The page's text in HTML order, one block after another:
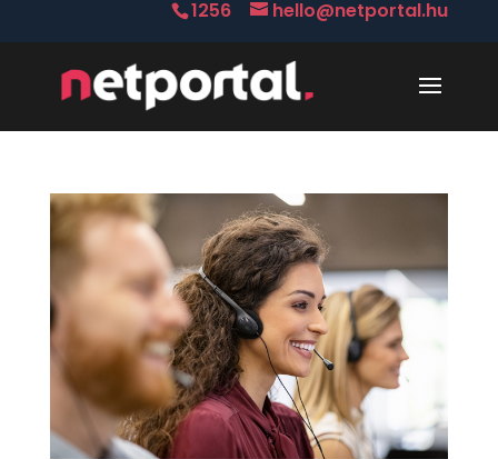
1256 hello@netportal.hu